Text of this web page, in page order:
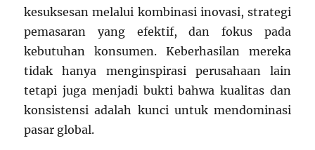
kesuksesan melalui kombinasi inovasi, strategi
pemasaran yang efektif, dan fokus pada
kebutuhan konsumen. Keberhasilan mereka
tidak hanya menginspirasi perusahaan lain
tetapi juga menjadi bukti bahwa kualitas dan
konsistensi adalah kunci untuk mendominasi
pasar global.